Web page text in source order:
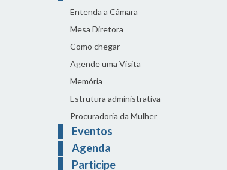
Entenda a Câmara
Mesa Diretora
Como chegar
Agende uma Visita
Memória
Estrutura administrativa
Procuradoria da Mulher
Eventos
Agenda
Participe